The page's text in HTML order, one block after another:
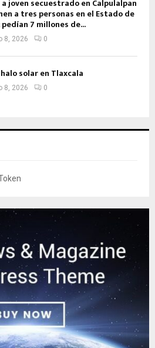
joven secuestrado en Calpulalpan
a tres personas en el Estado de
7 millones de...
8, 2026 0
solar en Tlaxcala
8, 2026 0